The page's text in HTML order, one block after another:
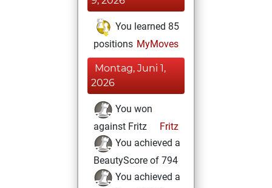
You learned 85
positions MyMoves
Montag, Juni 1,
2026
You won
against Fritz
Fritz
You achieved a
BeautyScore of 794
You achieved a